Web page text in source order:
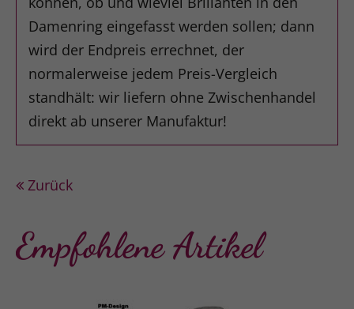
Damenring eingefasst werden sollen; dann
wird der Endpreis errechnet, der
normalerweise jedem Preis-Vergleich
standhält: wir liefern ohne Zwischenhandel
direkt ab unserer Manufaktur!
Zurück
Empfohlene Artikel